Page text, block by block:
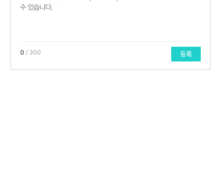
0 / 300 등록